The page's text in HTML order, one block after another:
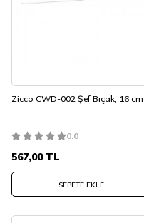
Zicco CWD-002 Şef Bıçak, 16 cm
0.0
567,00TL
SEPETE EKLE